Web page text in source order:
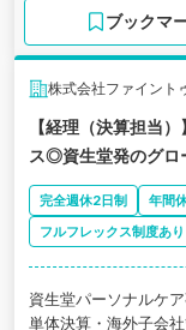
ブックマ
株式会社ファイント
【経理（決算担当
ス◎資生堂発のグロ
完全週休2日制 年間
フルフレックス制度あり
資生堂パーソナルケ
単体決算・海外子会